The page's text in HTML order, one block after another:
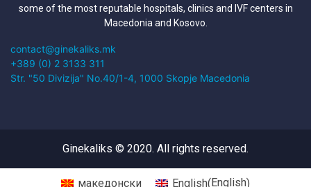
some of the most reputable hospitals, clinics and IVF centers in
Macedonia and Kosovo.
contact@ginekaliks.mk
+389 (0) 2 3133 311
Str. "50 Divizija" No.40/1-4, 1000 Skopje Macedonia
Ginekaliks © 2020. All rights reserved.
македонски English(English)